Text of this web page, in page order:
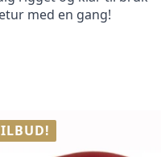
med en gang!